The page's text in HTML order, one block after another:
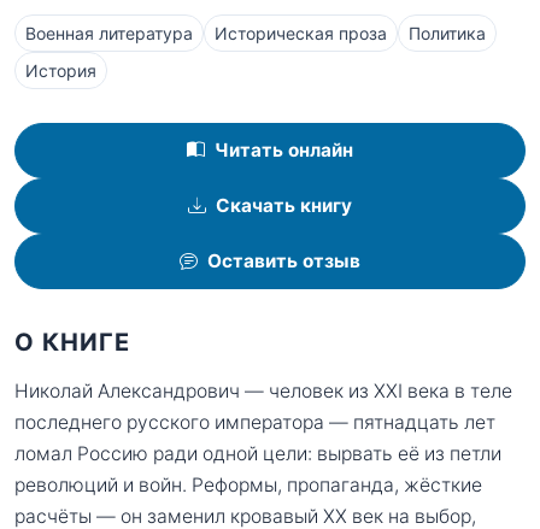
Военная литература Историческая проза
Политика
История
Читать онлайн
Скачать книгу
Оставить отзыв
О КНИГЕ
Николай Александрович — человек из XXI века в теле
последнего русского императора — пятнадцать лет
ломал Россию ради одной цели: вырвать её из петли
революций и войн. Реформы, пропаганда, жёсткие
расчёты — он заменил кровавый XX век на выбор,